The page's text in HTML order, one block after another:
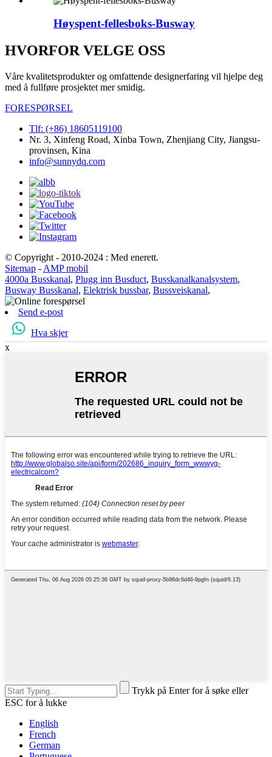
Høyspent-fellesboks-Busway
HVORFOR VELGE OSS
Våre kvalitetsprodukter og omfattende designerfaring vil hjelpe deg
med å fullføre prosjektet mer smidig.
FORESPØRSEL
Tlf: (+86) 18605119100
Nr. 3, Xinfeng Road, Xinba Town, Zhenjiang City, Jiangsu-
provinsen, Kina
info@sunnydq.com
© Copyright - 2010-2024 : Med enerett.
Sitemap - AMP mobil
4000a Busskanal, Plugg inn Busduct, Busskanalkanalsystem,
Busway Busskanal, Elektrisk bussbar, Bussveiskanal,
Send e-post
Hva skjer
x
Trykk på Enter for å søke eller
ESC for å lukke
English
French
German